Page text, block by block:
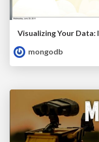
mongodb